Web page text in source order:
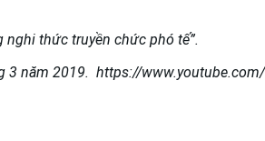
thức truyền chức phó tế”.
3 năm 2019. https://